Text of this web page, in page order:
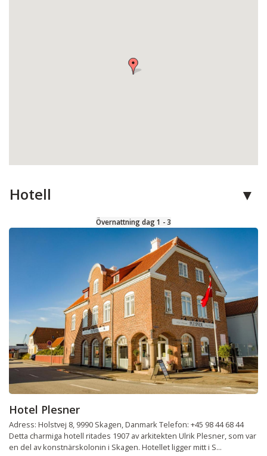
Hotell
Övernattning dag 1 - 3
Hotel Plesner
Adress: Holstvej 8, 9990 Skagen, Danmark Telefon: +45 98 44 68 44
Detta charmiga hotell ritades 1907 av arkitekten Ulrik Plesner, som var
en del av konstnärskolonin i Skagen. Hotellet ligger mitt i S...